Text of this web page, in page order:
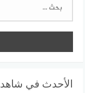
الأحدث في شاهد